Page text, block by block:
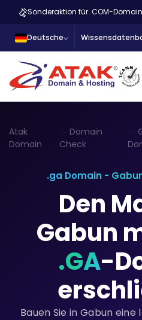
Sonderaktion für .COM-
Deutsche
Atak
Domain
Domain
Check
.ga Domain -
Den
Gabun
.GA-
Bauen Sie in Gabun